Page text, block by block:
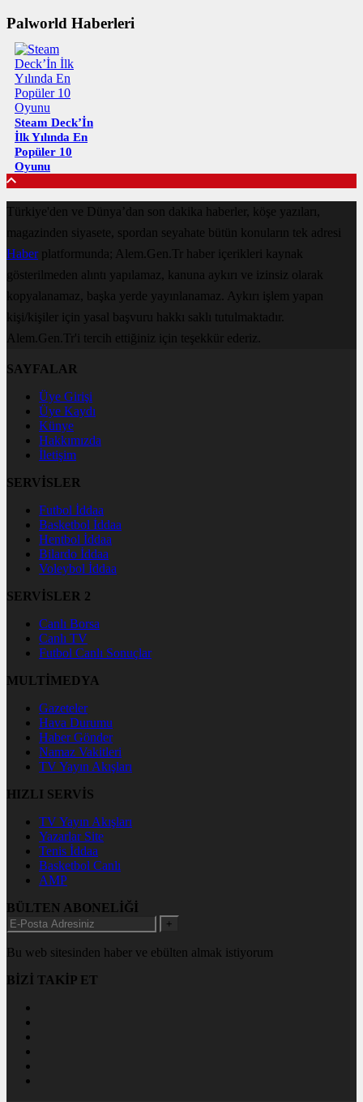
Palworld Haberleri
Steam Deck’İn
İlk Yılında En
Popüler 10
Oyunu
Türkiye'den ve Dünya’dan son dakika haberler, köşe yazıları,
magazinden siyasete, spordan seyahate bütün konuların tek adresi
Haberplatformunda; Alem.Gen.Tr haber içerikleri kaynak
gösterilmeden alıntı yapılamaz, kanuna aykırı ve izinsiz olarak
kopyalanamaz, başka yerde yayınlanamaz. Aykırı işlem yapan
kişi/kişiler için yasal başvuru hakkı saklı tutulmaktadır.
Alem.Gen.Tr'i tercih ettiğiniz için teşekkür ederiz.
SAYFALAR
Üye Girişi
Üye Kaydı
Künye
Hakkımızda
İletişim
SERVİSLER
Futbol İddaa
Basketbol İddaa
Hentbol İddaa
Bilardo İddaa
Voleybol İddaa
SERVİSLER 2
Canlı Borsa
Canlı TV
Futbol Canlı Sonuçlar
MULTİMEDYA
Gazeteler
Hava Durumu
Haber Gönder
Namaz Vakitleri
TV Yayın Akışları
HIZLI SERVİS
TV Yayın Akışları
Yazarlar Site
Tenis İddaa
Basketbol Canlı
AMP
BÜLTEN ABONELİĞİ
+
Bu web sitesinden haber ve ebülten almak istiyorum
BİZİ TAKİP ET